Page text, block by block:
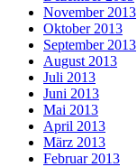
November 2013
Oktober 2013
September 2013
August 2013
Juli 2013
Juni 2013
Mai 2013
April 2013
März 2013
Februar 2013